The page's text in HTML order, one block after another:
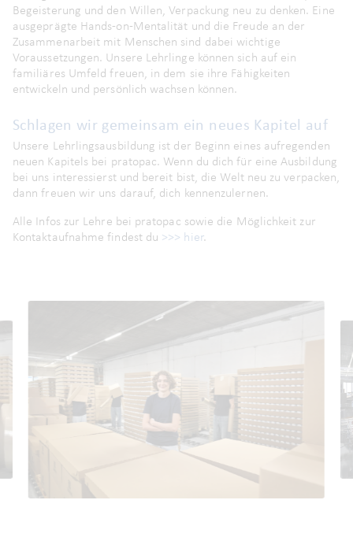
Begeisterung und den Willen, Verpackung neu zu denken. Eine
ausgeprägte Hands-on-Mentalität und die Freude an der
Zusammenarbeit mit Menschen sind dabei wichtige
Voraussetzungen. Unsere Lehrlinge können sich auf ein
familiäres Umfeld freuen, in dem sie ihre Fähigkeiten
entwickeln und persönlich wachsen können.
Schlagen wir gemeinsam ein neues Kapitel auf
Unsere Lehrlingsausbildung ist der Beginn eines aufregenden
neuen Kapitels bei pratopac. Wenn du dich für eine Ausbildung
bei uns interessierst und bereit bist, die Welt neu zu verpacken,
dann freuen wir uns darauf, dich kennenzulernen.
Alle Infos zur Lehre bei pratopac sowie die Möglichkeit zur
Kontaktaufnahme findest du >>> hier.